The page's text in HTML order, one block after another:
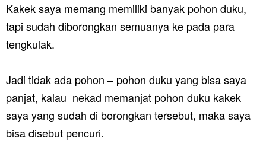
Kakek saya memang memiliki banyak pohon duku,
tapi sudah diborongkan semuanya ke pada para
tengkulak.
Jadi tidak ada pohon – pohon duku yang bisa saya
panjat, kalau nekad memanjat pohon duku kakek
saya yang sudah di borongkan tersebut, maka saya
bisa disebut pencuri.